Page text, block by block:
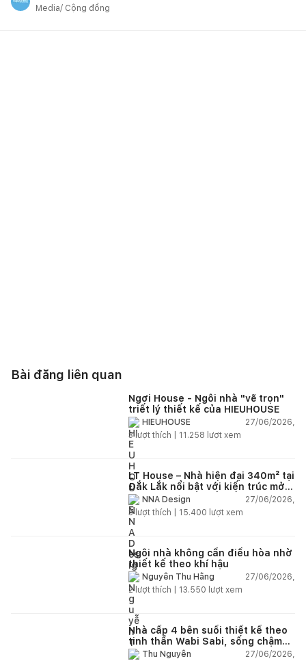
Media/ Cộng đồng
Bài đăng liên quan
Ngơi House - Ngôi nhà "vẽ trọn"
triết lý thiết kế của HIEUHOUSE
HIEUHOUSE
27/06/2026,
3lượt thích | 11.258 lượt xem
LT House – Nhà hiện đại 340m² tại
Đắk Lắk nổi bật với kiến trúc mở
và hệ sân vườn kết nối thiên
nhiên
NNA Design
27/06/2026,
3lượt thích | 15.400 lượt xem
Ngôi nhà không cần điều hòa nhờ
thiết kế theo khí hậu
Nguyễn Thu Hằng
27/06/2026,
2lượt thích | 13.550 lượt xem
Nhà cấp 4 bên suối thiết kế theo
tinh thần Wabi Sabi, sống chậm
giữa thiên nhiên
Thu Nguyễn
27/06/2026,